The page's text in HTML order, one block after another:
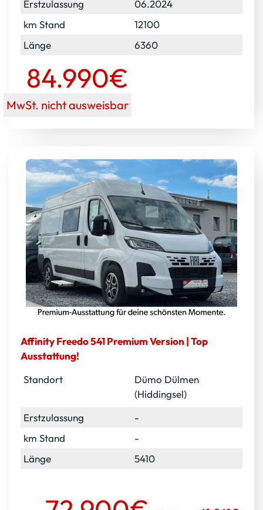
Erstzulassung
km Stand
Länge
06.2024
12100
6360
84.990€
MwSt. nicht ausweisbar
Affinity Freedo 541 Premium Version | Top
Ausstattung!
Standort
Erstzulassung
km Stand
Länge
Dümo Dülmen
(Hiddingsel)
-
-
5410